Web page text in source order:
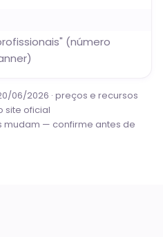
(número
06/2026 · preços e recursos
site oficial
mudam — confirme antes de